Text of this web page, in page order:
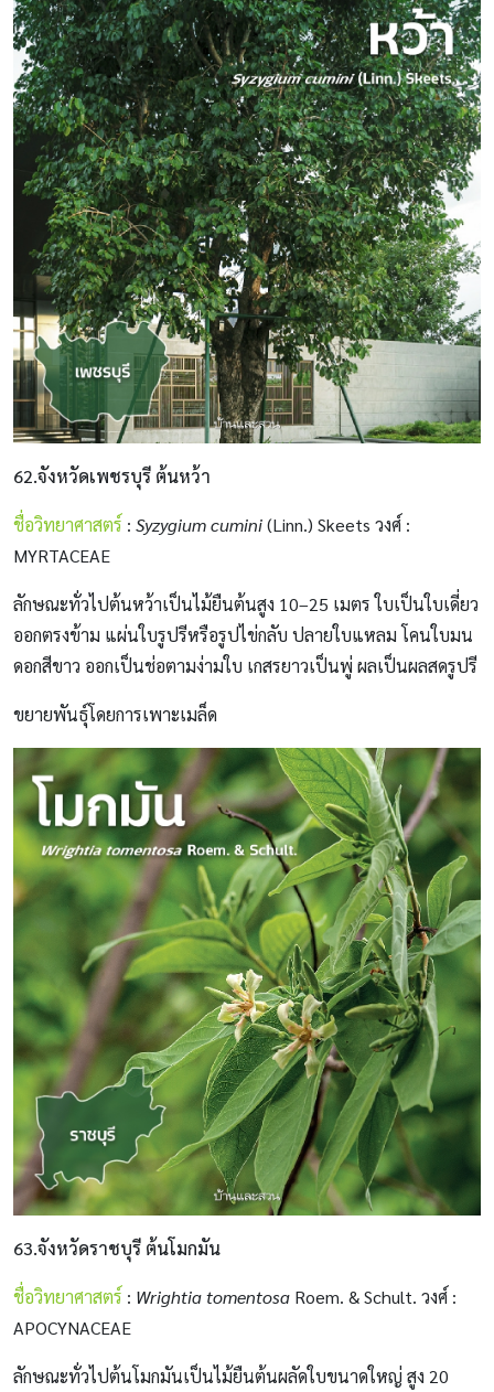
62.จังหวัดเพชรบุรี ต้นหว้า
ชื่อวิทยาศาสตร์ : Syzygium cumini(Linn.) Skeets วงศ์ :
MYRTACEAE
ลักษณะทั่วไปต้นหว้าเป็นไม้ยืนต้นสูง 10–25 เมตร ใบเป็นใบเดี่ยว
ออกตรงข้าม แผ่นใบรูปรีหรือรูปไข่กลับ ปลายใบแหลม โคนใบมน
ดอกสีขาว ออกเป็นช่อตามง่ามใบ เกสรยาวเป็นพู่ ผลเป็นผลสดรูปรี
ขยายพันธุ์โดยการเพาะเมล็ด
63.จังหวัดราชบุรี ต้นโมกมัน
ชื่อวิทยาศาสตร์ : Wrightia tomentosa Roem. & Schult. วงศ์ :
APOCYNACEAE
ลักษณะทั่วไปต้นโมกมันเป็นไม้ยืนต้นผลัดใบขนาดใหญ่ สูง 20